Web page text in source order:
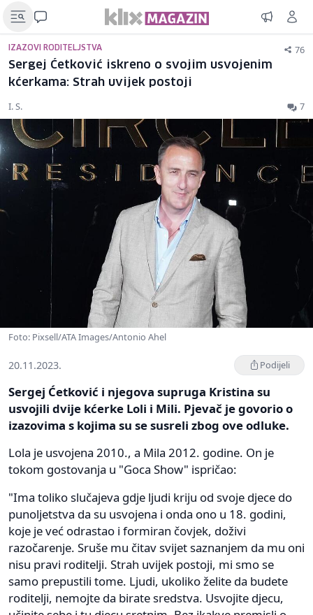
IZAZOVI RODITELJSTVA 76
Sergej Ćetković iskreno o svojim usvojenim
kćerkama: Strah uvijek postoji
I. S. 7
Foto: Pixsell/ATA Images/Antonio Ahel
20.11.2023. Podijeli
Sergej Ćetković i njegova supruga Kristina su
usvojili dvije kćerke Loli i Mili. Pjevač je govorio o
izazovima s kojima su se susreli zbog ove odluke.
Lola je usvojena 2010., a Mila 2012. godine. On je
tokom gostovanja u "Goca Show" ispričao:
"Ima toliko slučajeva gdje ljudi kriju od svoje djece do
punoljetstva da su usvojena i onda ono u 18. godini,
koje je već odrastao i formiran čovjek, doživi
razočarenje. Sruše mu čitav svijet saznanjem da mu oni
nisu pravi roditelji. Strah uvijek postoji, mi smo se
samo prepustili tome. Ljudi, ukoliko želite da budete
roditelji, nemojte da birate sredstva. Usvojite djecu,